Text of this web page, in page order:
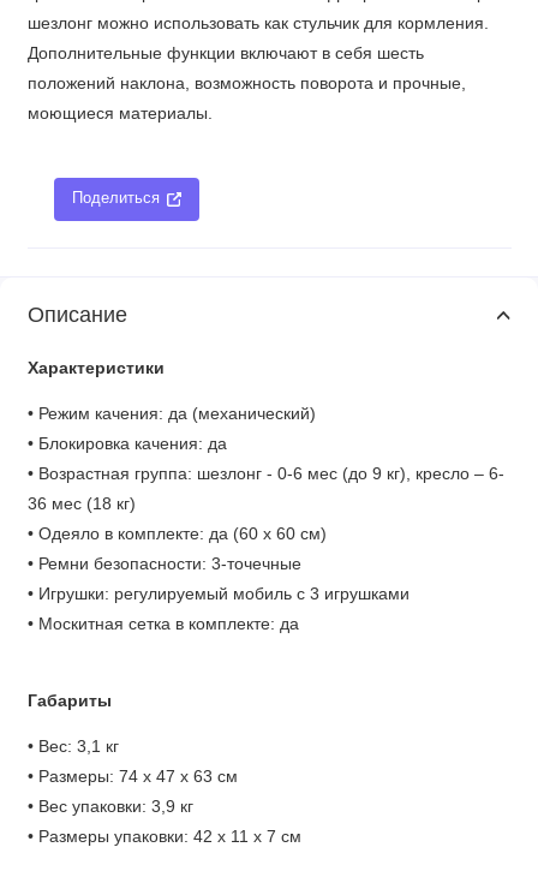
шезлонг можно использовать как стульчик для кормления.
Дополнительные функции включают в себя шесть
положений наклона, возможность поворота и прочные,
моющиеся материалы.
Поделиться
Описание
Характеристики
• Режим качения: да (механический)
• Блокировка качения: да
• Возрастная группа: шезлонг - 0-6 мес (до 9 кг), кресло – 6-
36 мес (18 кг)
• Одеяло в комплекте: да (60 х 60 см)
• Ремни безопасности: 3-точечные
• Игрушки: регулируемый мобиль с 3 игрушками
• Москитная сетка в комплекте: да
Габариты
• Вес: 3,1 кг
• Размеры: 74 х 47 х 63 см
• Вес упаковки: 3,9 кг
• Размеры упаковки: 42 х 11 х 7 см